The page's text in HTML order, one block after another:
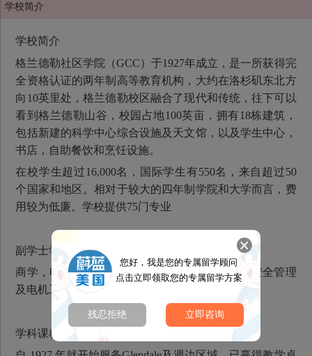
学校简介
学校简介
格兰德勒社区学院（GCC）于1927年成立，是一所获得完
全资格认证的两年制高等教育机构，大约在洛杉矶东北方
向10英里处，格兰德勒校区融合了现代和传统，往下可以
看到格兰德勒山谷，校园占地100英亩，拥有18栋建筑，
包括新建的科学中心综合设施及天文馆，以及学生中心，
书店，自助餐饮和烹饪设施。
在校学生超过16,000名，国际学生有550名，来自超过50
个国家和地区。相对于较大的四年制学院和大学而言，费
用较为低廉。学校提供75门专业
副学士学位专业
商学，电脑科技，观光，行销，特殊教育，保健安全管理
及电机工程
学科课程
您好，我是您的专属留学顾问
点击立即领取您的专属留学方案
残忍拒绝 立即咨询